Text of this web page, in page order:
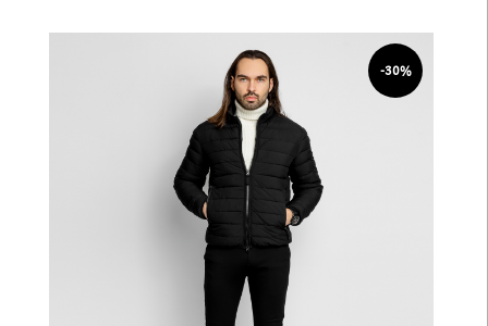
-30%